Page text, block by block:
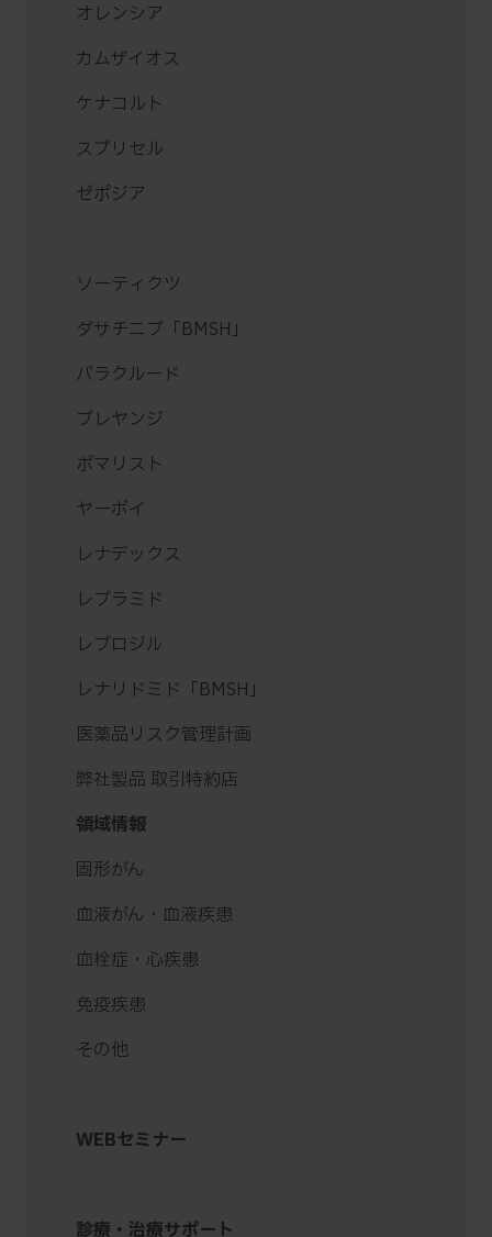
オレンシア
カムザイオス
ケナコルト
スプリセル
ゼポジア
ソーティクツ
ダサチニブ「BMSH」
バラクルード
ブレヤンジ
ポマリスト
ヤーボイ
レナデックス
レブラミド
レブロジル
レナリドミド「BMSH」
医薬品リスク管理計画
弊社製品 取引特約店
領域情報
固形がん
血液がん・血液疾患
血栓症・心疾患
免疫疾患
その他
WEBセミナー
診療・治療サポート